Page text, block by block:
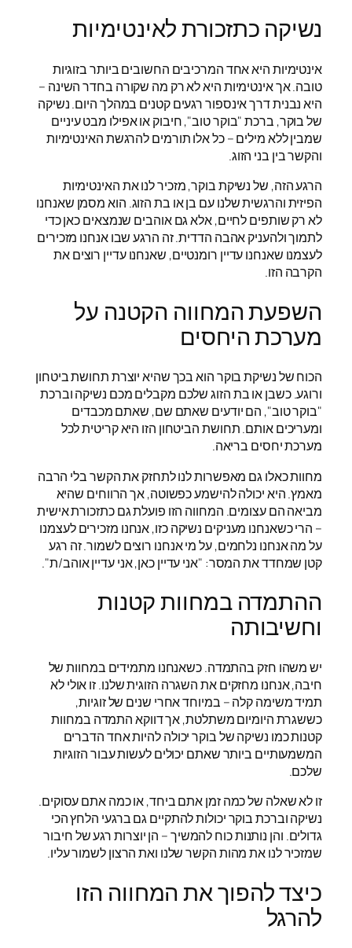
נשיקה כתזכורת לאינטימיות
אינטימיות היא אחד המרכיבים החשובים ביותר בזוגיות
טובה. אך אינטימיות היא לא רק מה שקורה בחדר השינה –
היא נבנית דרך אינספור רגעים קטנים במהלך היום. נשיקה
של בוקר, ברכת "בוקר טוב", חיבוק או אפילו מבט עיניים
שמבין ללא מילים – כל אלו תורמים להרגשת האינטימיות
והקשר בין בני הזוג.
הרגע הזה, של נשיקת בוקר, מזכיר לנו את האינטימיות
הפיזית והרגשית שלנו עם בן או בת הזוג. הוא מסמן שאנחנו
לא רק שותפים לחיים, אלא גם אוהבים שנמצאים כאן כדי
לתמוך ולהעניק אהבה הדדית. זה הרגע שבו אנחנו מזכירים
לעצמנו שאנחנו עדיין רומנטיים, שאנחנו עדיין רוצים את
הקרבה הזו.
השפעת המחווה הקטנה על
מערכת היחסים
הכוח של נשיקת בוקר הוא בכך שהיא יוצרת תחושת ביטחון
ורוגע. כשבן או בת הזוג שלכם מקבלים מכם נשיקה וברכת
"בוקר טוב", הם יודעים שאתם שם, שאתם מכבדים
ומעריכים אותם. תחושת הביטחון הזו היא קריטית לכל
מערכת יחסים בריאה.
מחוות כאלו גם מאפשרות לנו לתחזק את הקשר בלי הרבה
מאמץ. היא יכולה להישמע כפשוטה, אך הרווחים שהיא
מביאה הם עצומים. המחווה הזו פועלת גם כתזכורת אישית
– הרי כשאנחנו מעניקים נשיקה כזו, אנחנו מזכירים לעצמנו
על מה אנחנו נלחמים, על מי אנחנו רוצים לשמור. זה רגע
קטן שמחדד את המסר: "אני עדיין כאן, אני עדיין אוהב/ת".
ההתמדה במחוות קטנות
וחשיבותה
יש משהו חזק בהתמדה. כשאנחנו מתמידים במחוות של
חיבה, אנחנו מחזקים את השגרה הזוגית שלנו. זו אולי לא
תמיד משימה קלה – במיוחד אחרי שנים של זוגיות,
כששגרת היומיום משתלטת, אך דווקא התמדה במחוות
קטנות כמו נשיקה של בוקר יכולה להיות אחד הדברים
המשמעותיים ביותר שאתם יכולים לעשות עבור הזוגיות
שלכם.
זו לא שאלה של כמה זמן אתם ביחד, או כמה אתם עסוקים.
נשיקה וברכת בוקר יכולות להתקיים גם ברגעי הלחץ הכי
גדולים. והן נותנות כוח להמשיך – הן יוצרות רגע של חיבור
שמזכיר לנו את מהות הקשר שלנו ואת הרצון לשמור עליו.
כיצד להפוך את המחווה הזו
להרגל